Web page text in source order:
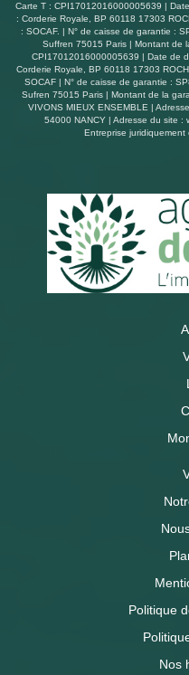
Carte T : CPI17012016000005639 |
: Corderie Royale, BP 60118 17303
: SOCAF. | N° de caisse de garantie :
Suffren 75015 Paris | Montant de
CPI17012016000005639 | Date de
Corderie Royale, BP 60118 17303
SOCAF | N° de caisse de garantie :
Sufren 75015 Paris | Montant de la
VIVONS MIEUX ENSEMBLE |
54000 NANCY | Adresse du site :
Entreprise
Politique
Nos